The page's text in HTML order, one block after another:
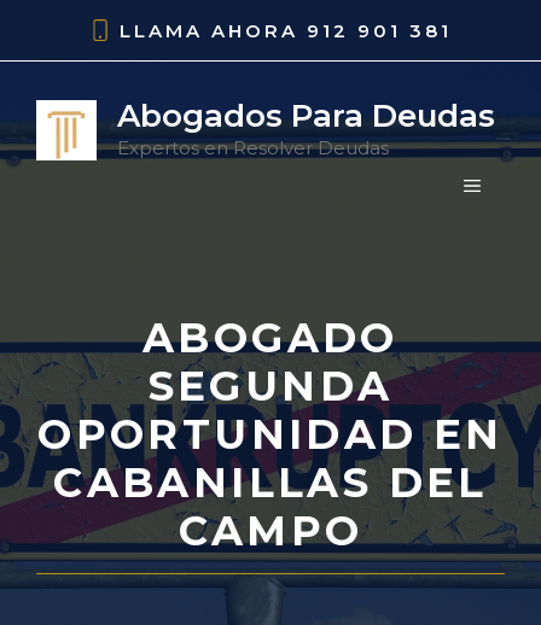
LLAMA AHORA 912 901 381
Abogados Para Deudas
Expertos en Resolver Deudas
MENÚ
ABOGADO
SEGUNDA
OPORTUNIDAD EN
CABANILLAS DEL
CAMPO